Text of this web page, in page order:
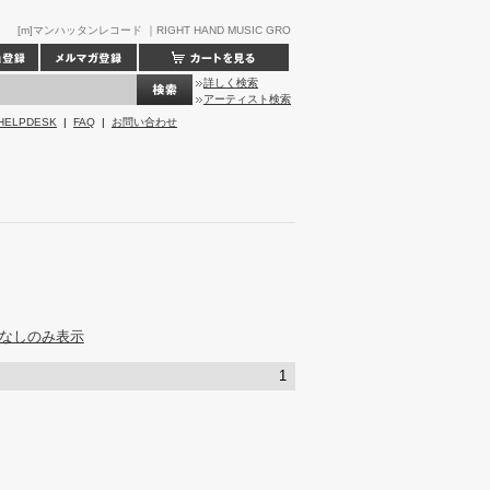
[m]マンハッタンレコード ｜RIGHT HAND MUSIC GRO
詳しく検索
アーティスト検索
| FAQ | お問い合わせ
しのみ表示
1